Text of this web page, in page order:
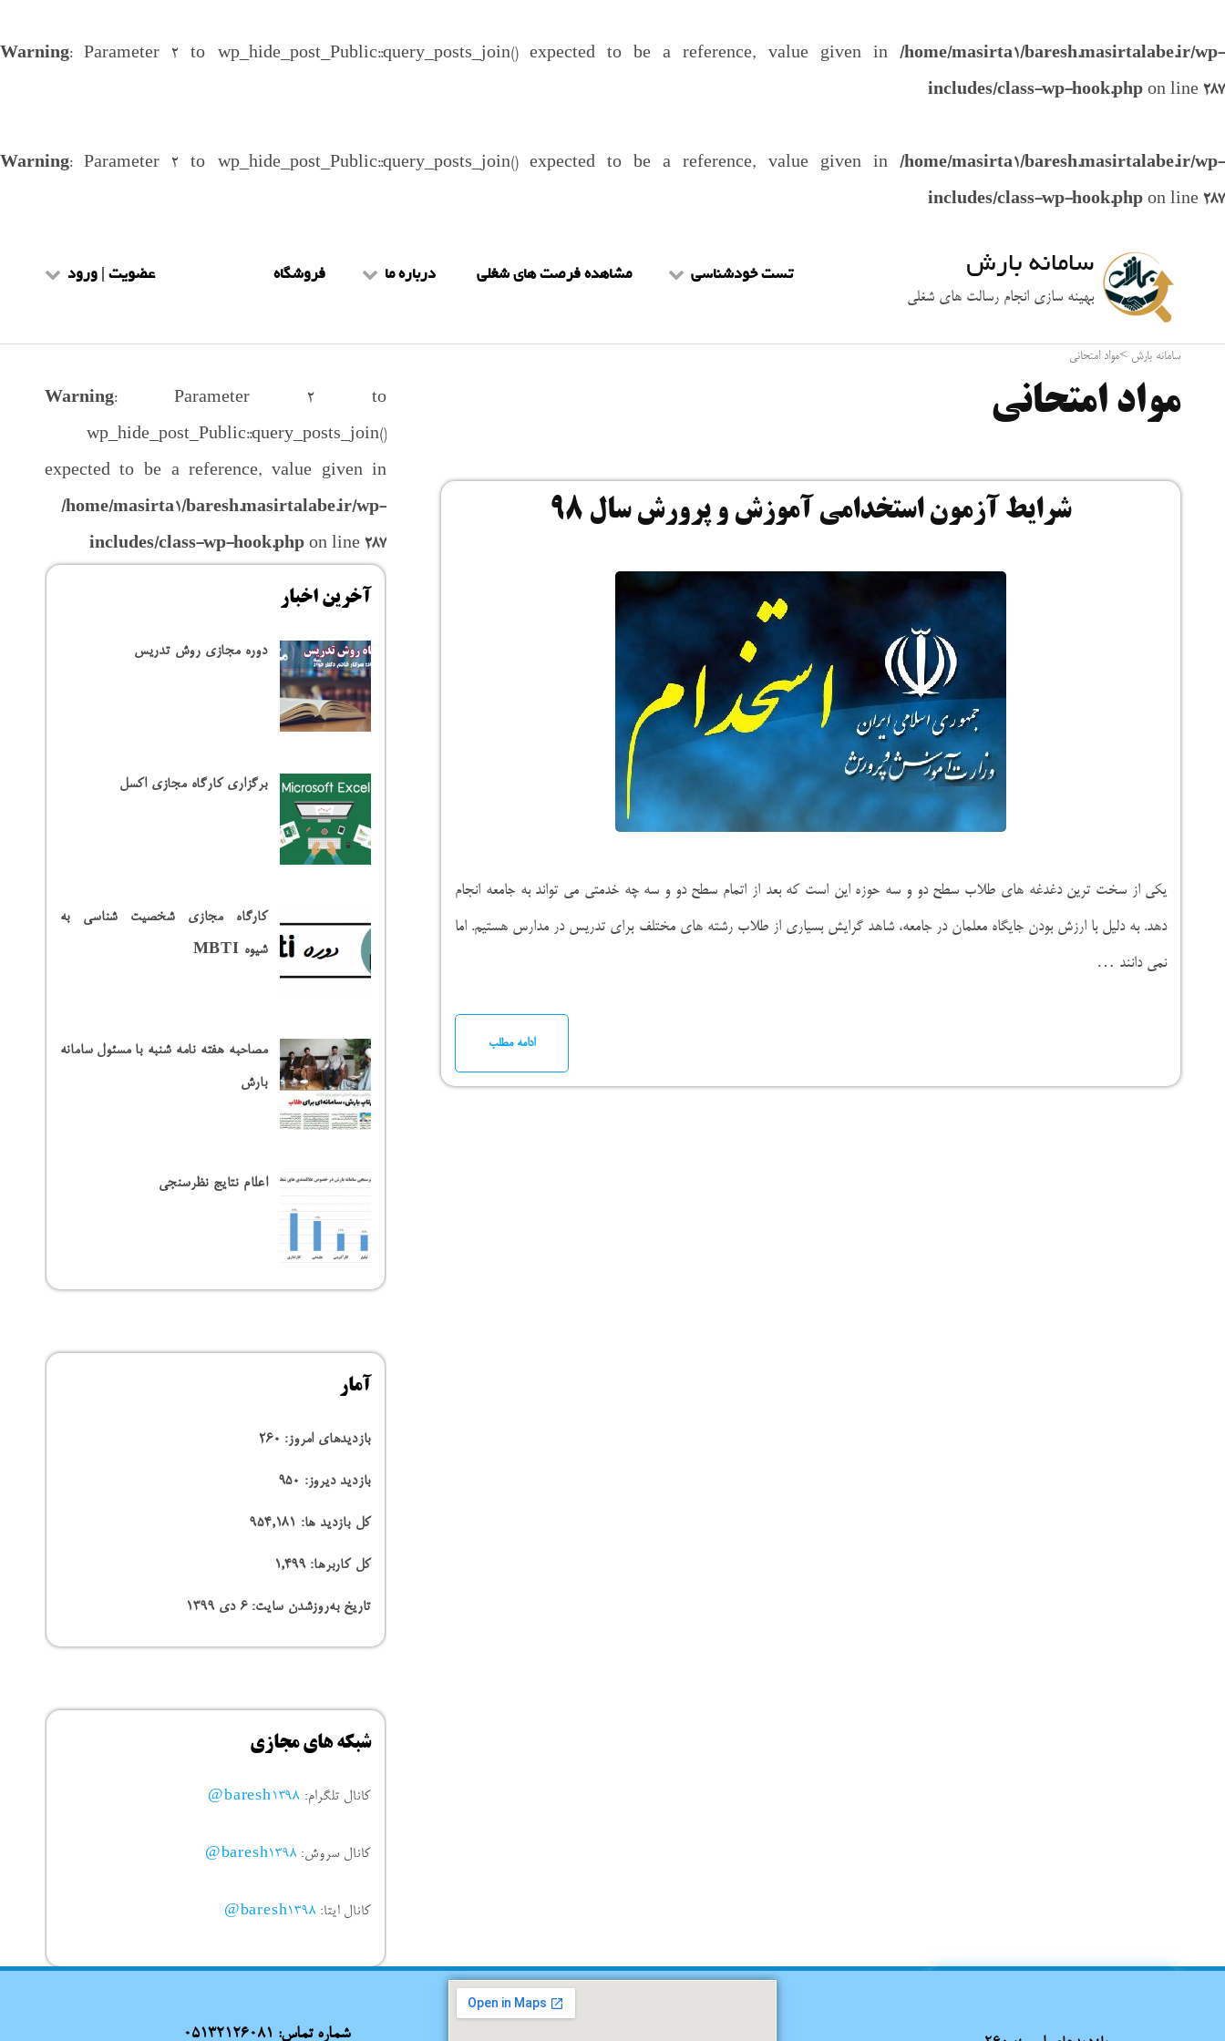
Warning: Parameter 2 to wp_hide_post_Public::query_posts_join() expected to be a reference, value given in /home/masirta1/baresh.masirtalabe.ir/wp-
includes/class-wp-hook.php on line 287
Warning: Parameter 2 to wp_hide_post_Public::query_posts_join() expected to be a reference, value given in /home/masirta1/baresh.masirtalabe.ir/wp-
includes/class-wp-hook.php on line 287
سامانه بارش
بهینه سازی انجام رسالت های شغلی
تست خودشناسی
تست mbti
مشاهده فرصت های شغلی درباره ما
شرایط و ضوابط
ارتباط با ما
فروشگاه عضویت | ورود
عضویت طلاب
سامانه بارش >مواد امتحانی
مواد امتحانی
شرایط آزمون استخدامی آموزش و پرورش سال ۹۸
یکی از سخت ترین دغدغه های طلاب سطح دو و سه حوزه این است که بعد از اتمام سطح دو و سه چه خدمتی می تواند به جامعه انجام
دهد. به دلیل با ارزش بودن جایگاه معلمان در جامعه، شاهد گرایش بسیاری از طلاب رشته های مختلف برای تدریس در مدارس هستیم. اما
نمی دانند …
ادامه مطلب
Warning: Parameter 2 to
wp_hide_post_Public::query_posts_join()
expected to be a reference, value given in
/home/masirta1/baresh.masirtalabe.ir/wp-
includes/class-wp-hook.php on line287
آخرین اخبار
دوره مجازی روش تدریس
برگزاری کارگاه مجازی اکسل
کارگاه مجازی شخصیت شناسی به
شیوه MBTI
مصاحبه هفته نامه شنبه با مسئول سامانه
بارش
اعلام نتایج نظرسنجی
آمار
بازدیدهای امروز: 260
بازدید دیروز: 950
کل بازدید ها: 954,181
کل کاربرها:1,499
تاریخ به‌روزشدن سایت:۶ دی ۱۳۹۹
شبکه های مجازی
کانال تلگرام: baresh1398@
کانال سروش: baresh1398@
کانال ایتا: baresh1398@
شماره تماس: 05132126081